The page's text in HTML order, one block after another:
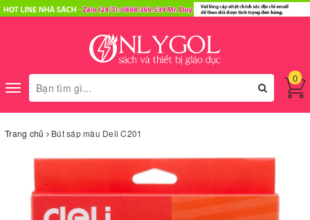
Toggle
navigation
0
Trang chủ Bút sáp màu Deli C201